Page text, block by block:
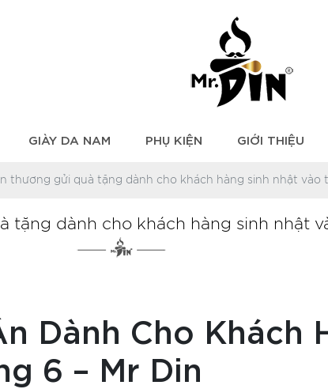
GIÀY DA NAM PHỤ KIỆN GIỚI THIỆU
thương gửi quà tặng dành cho khách hàng sinh nhật vào
tặng dành cho khách hàng sinh nhật
Dành Cho Khách
6 – Mr Din